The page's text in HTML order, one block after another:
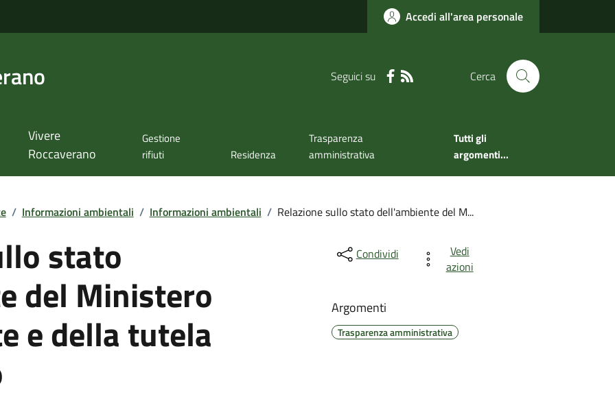
Accedi all'area personale
Seguici su Cerca
Vivere
Roccaverano
Gestione
rifiuti
Residenza
Trasparenza
amministrativa
Tutti gli
argomenti...
/ Informazioni ambientali / Informazioni ambientali / Relazione sullo stato dell'ambiente del M...
stato
del Ministero
e della tutela
Condividi
Vedi
azioni
Argomenti
Trasparenza amministrativa